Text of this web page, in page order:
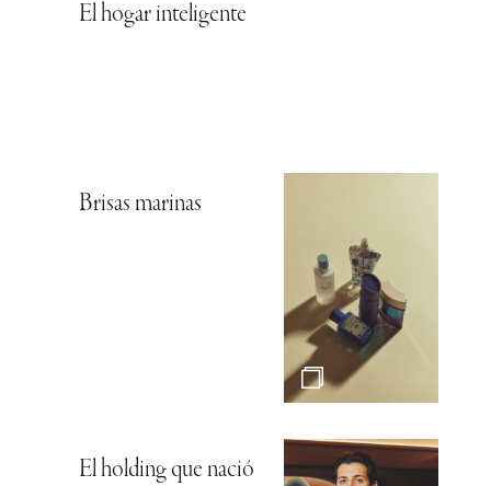
El hogar inteligente
Brisas marinas
El holding que nació